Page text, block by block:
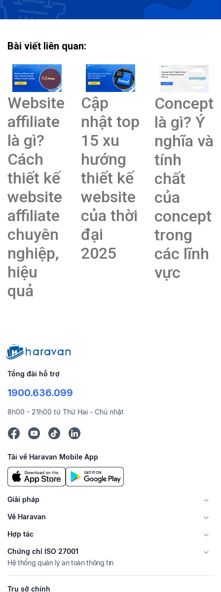
Bài viết liên quan:
Website
affiliate
là gì?
Cách
thiết kế
website
affiliate
chuyên
nghiệp,
hiệu
quả
Cập
nhật top
15 xu
hướng
thiết kế
website
của thời
đại
2025
Concept
là gì? Ý
nghĩa và
tính
chất
của
concept
trong
các lĩnh
vực
Tổng đài hỗ trợ
1900.636.099
8h00 - 21h00 từ Thứ Hai - Chủ nhật
Tải về Haravan Mobile App
Giải pháp
Về Haravan
Hợp tác
Chứng chỉ ISO 27001
Hệ thống quản lý an toàn thông tin
Trụ sở chính